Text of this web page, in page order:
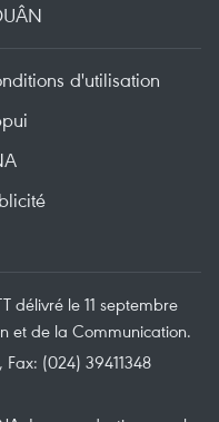
d'utilisation
délivré le 11 septembre
et de la Communication.
Fax: (024) 39411348